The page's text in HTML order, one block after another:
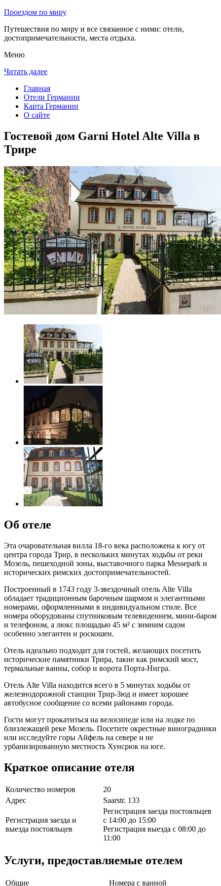
Проездом по миру
Путешествия по миру и все связанное с ними: отели,
достопримечательности, места отдыха.
Меню
Читать далее
Главная
Отели Германии
Карта Германии
О сайте
Гостевой дом Garni Hotel Alte Villa в
Трире
Об отеле
Эта очаровательная вилла 18-го века расположена к югу от
центра города Трир, в нескольких минутах ходьбы от реки
Мозель, пешеходной зоны, выставочного парка Messepark и
исторических римских достопримечательностей.
Построенный в 1743 году 3-звездочный отель Alte Villa
обладает традиционным барочным шармом и элегантными
номерами, оформленными в индивидуальном стиле. Все
номера оборудованы спутниковым телевидением, мини-баром
и телефоном, а люкс площадью 45 м² с зимним садом
особенно элегантен и роскошен.
Отель идеально подходит для гостей, желающих посетить
исторические памятники Трира, такие как римский мост,
термальные ванны, собор и ворота Порта-Нигра.
Отель Alte Villa находится всего в 5 минутах ходьбы от
железнодорожной станции Трир-Зюд и имеет хорошее
автобусное сообщение со всеми районами города.
Гости могут прокатиться на велосипеде или на лодке по
близлежащей реке Мозель. Посетите окрестные виноградники
или исследуйте горы Айфель на севере и не
урбанизированную местность Хунсрюк на юге.
Краткое описание отеля
Количество номеров
20
Адрес
Saarstr. 133
Регистрация заезда и
выезда постояльцев
Регистрация заезда постояльцев
с 14:00 до 15:00
Регистрация выезда с 08:00 до
11:00
Услуги, предоставляемые отелем
Общие Номера с ванной